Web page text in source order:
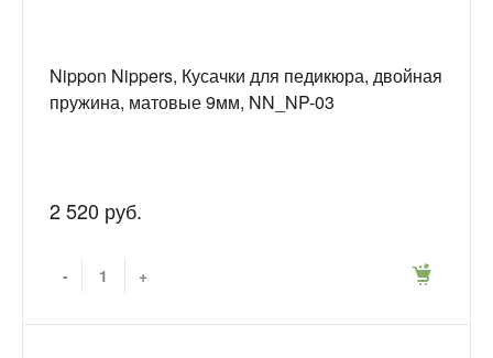
Nippon Nippers, Кусачки для педикюра, двойная
пружина, матовые 9мм, NN_NP-03
2 520 руб.
- +